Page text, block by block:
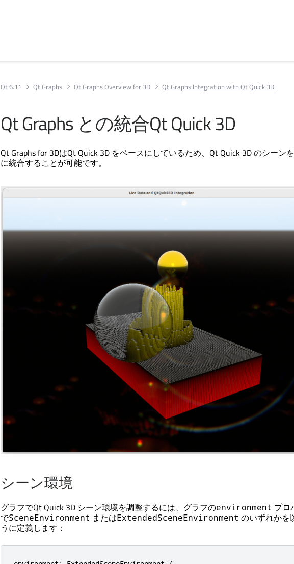
Qt 6.11 Qt Graphs Qt Graphs Overview for 3D Qt Graphs Integration with Qt Quick 3D
Qt Graphs との統合Qt Quick 3D
Qt Graphsfor 3DはQt Quick 3D をベースにしているため、 Qt Quick 3Dのシーン
に統合することが可能です。
シーン環境
グラフでQt Quick 3D シーン環境を調整するには、グラフのenvironment プロ
でSceneEnvironment またはExtendedSceneEnvironment のいずれかを
うに定義します：